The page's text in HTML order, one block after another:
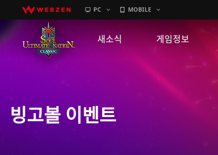
PC MOBILE
새소식
GM노트
게임정보
캐릭터소개
빙고볼 이벤트